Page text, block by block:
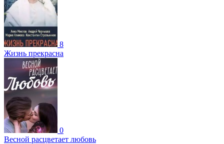
8
Жизнь прекрасна
0
Весной расцветает любовь